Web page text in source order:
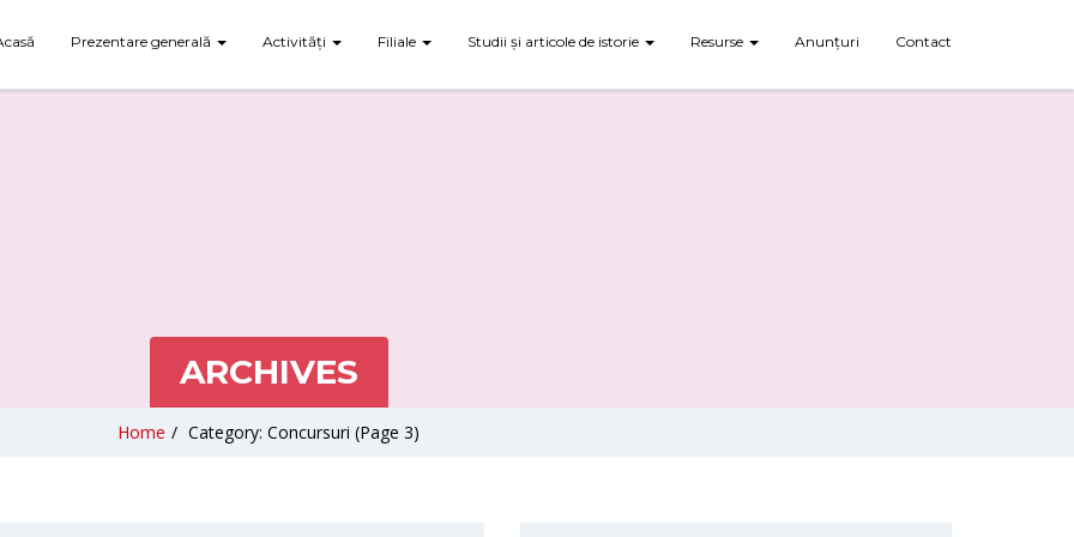
Prezentare generală Activități Filiale Studii și articole de istorie Resurse Anunțuri Contact
ARCHIVES
Home / Category: Concursuri (Page 3)